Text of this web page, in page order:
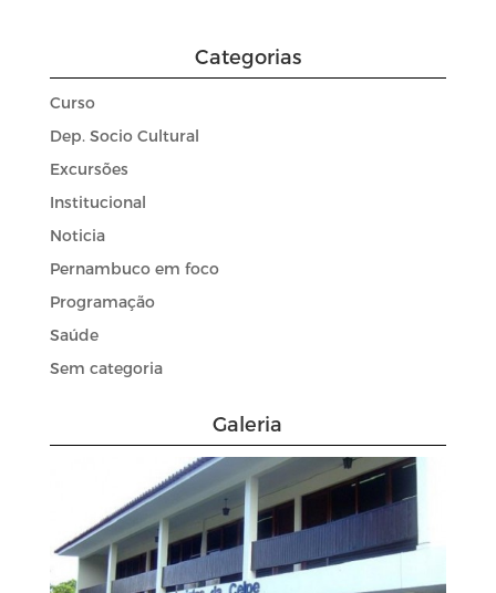
Categorias
Curso
Dep. Socio Cultural
Excursões
Institucional
Noticia
Pernambuco em foco
Programação
Saúde
Sem categoria
Galeria